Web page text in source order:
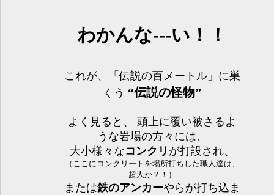
わかんな---い！！
これが、「伝説の百メートル」に巣
くう “伝説の怪物”
よく見ると、 頭上に覆い被さるよ
うな岩場の方々には、
大小様々なコンクリ が打設され、
（ここにコンクリートを場所打ちした職人達は、
超人か？！）
または鉄のアンカーやらが打ち込ま